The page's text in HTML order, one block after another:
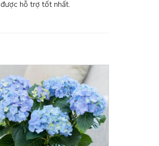
được hỗ trợ tốt nhất.